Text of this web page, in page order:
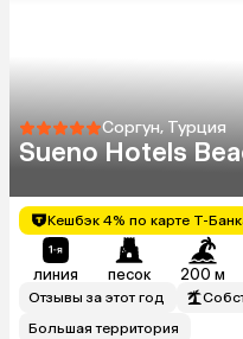
Соргун, Турция
Sueno Hotels
Кешбэк 4% по карте Т-
линия песок 200 м
Отзывы за этот год
Большая территория